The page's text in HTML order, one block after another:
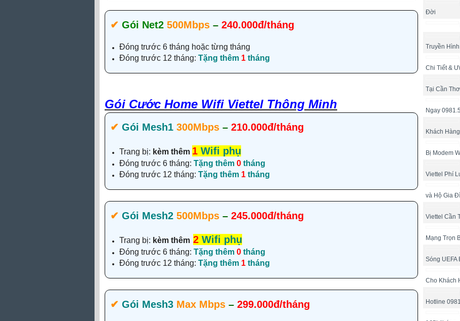
✔‎ Gói Net2 500Mbps – 240.000đ/tháng
Đóng trước 6 tháng hoặc từng tháng
Đóng trước 12 tháng: Tặng thêm 1 tháng
Gói Cước Home Wifi Viettel Thông Minh
✔‎ Gói Mesh1 300Mbps – 210.000đ/tháng
Trang bị: kèm thêm 1 Wifi phụ
Đóng trước 6 tháng: Tặng thêm 0 tháng
Đóng trước 12 tháng: Tặng thêm 1 tháng
✔‎ Gói Mesh2 500Mbps – 245.000đ/tháng
Trang bị: kèm thêm 2 Wifi phụ
Đóng trước 6 tháng: Tặng thêm 0 tháng
Đóng trước 12 tháng: Tặng thêm 1 tháng
✔‎ Gói Mesh3 Max Mbps – 299.000đ/tháng
Đời
Truyền
Chi Tiết &
Tại Cần Thơ
Ngay
Khách
Bị Modem
Viettel Phí
và Hộ Gia
Viettel Cần
Mạng Trọn
Sóng UEFA
Cho Khách
Hotline